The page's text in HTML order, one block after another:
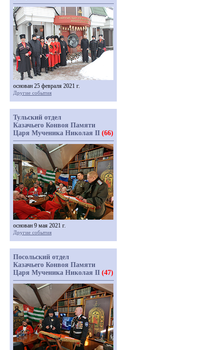
основан 25 февраля 2021 г.
Другие события
Тульский отдел
Казачьего Конвоя Памяти
Царя Мученика Николая II (66)
основан 9 мая 2021 г.
Другие события
Посольский отдел
Казачьего Конвоя Памяти
Царя Мученика Николая II (47)